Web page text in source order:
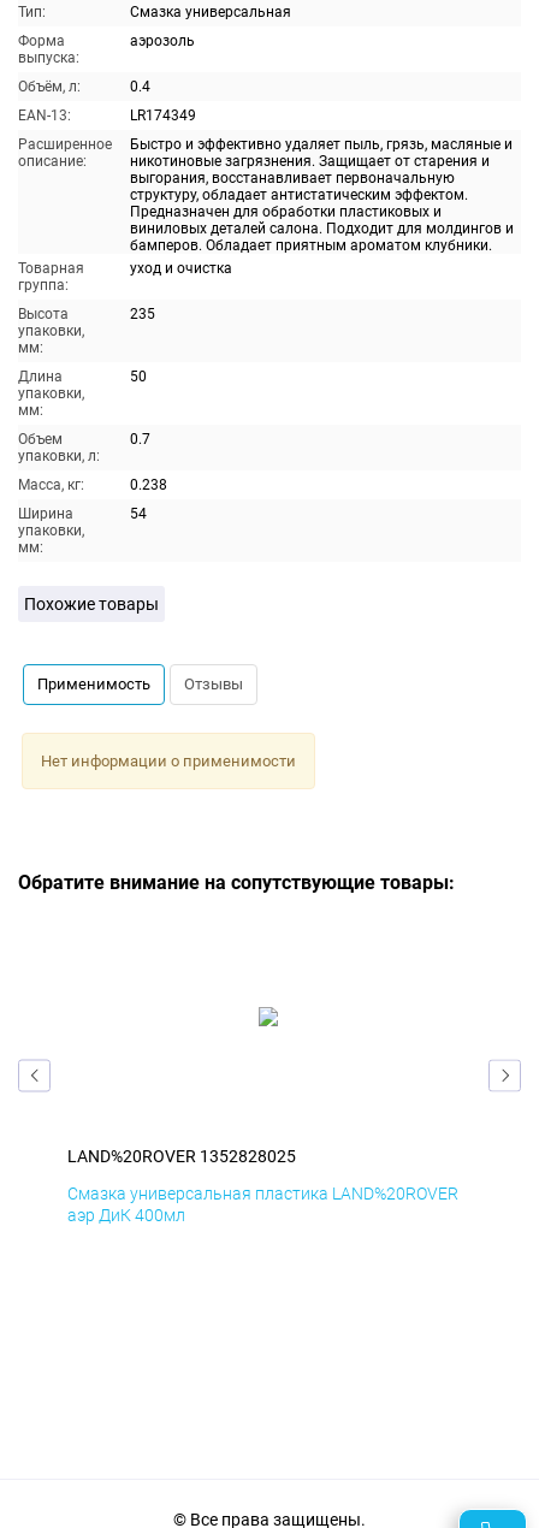
Тип:
Смазка универсальная
Форма
выпуска:
аэрозоль
Объём, л:
0.4
EAN-13:
LR174349
Расширенное
описание:
Быстро и эффективно удаляет пыль, грязь, масляные и
никотиновые загрязнения. Защищает от старения и
выгорания, восстанавливает первоначальную
структуру, обладает антистатическим эффектом.
Предназначен для обработки пластиковых и
виниловых деталей салона. Подходит для молдингов и
бамперов. Обладает приятным ароматом клубники.
Товарная
группа:
уход и очистка
Высота
упаковки,
мм:
235
Длина
упаковки,
мм:
50
Объем
упаковки, л:
0.7
Масса, кг:
0.238
Ширина
упаковки,
мм:
54
Похожие товары
Применимость Отзывы
Нет информации о применимости
Обратите внимание на сопутствующие товары:
LAND%20ROVER 1352828025
Смазка универсальная пластика LAND%20ROVER
аэр ДиК 400мл
© Все права защищены.